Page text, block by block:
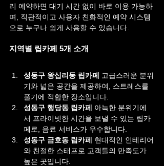
리 예약하면 대기 시간 없이 바로 이용 가능하
며, 직관적이고 사용자 친화적인 예약 시스템
으로 누구나 쉽게 사용할 수 있습니다.
지역별 립카페 5개 소개
성동구 왕십리동 립카페
고급스러운 분위
기와 넓은 공간을 제공하여, 스트레스를
풀기에 적합한 장소입니다.
성동구 행당동 립카페 아늑한 분위기에
서 프라이빗한 시간을 보낼 수 있는 립카
페로, 음료 서비스가 우수합니다.
성동구 금호동 립카페 현대적인 인테리어
와 친절한 스태프로 고객들의 만족도가
높은 곳입니다.